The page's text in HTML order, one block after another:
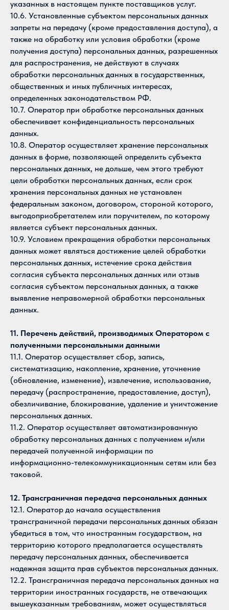
указанных в настоящем пункте поставщиков услуг.
10.6. Установленные субъектом персональных данных
запреты на передачу (кроме предоставления доступа), а
также на обработку или условия обработки (кроме
получения доступа) персональных данных, разрешенных
для распространения, не действуют в случаях
обработки персональных данных в государственных,
общественных и иных публичных интересах,
определенных законодательством РФ.
10.7. Оператор при обработке персональных данных
обеспечивает конфиденциальность персональных
данных.
10.8. Оператор осуществляет хранение персональных
данных в форме, позволяющей определить субъекта
персональных данных, не дольше, чем этого требуют
цели обработки персональных данных, если срок
хранения персональных данных не установлен
федеральным законом, договором, стороной которого,
выгодоприобретателем или поручителем, по которому
является субъект персональных данных.
10.9. Условием прекращения обработки персональных
данных может являться достижение целей обработки
персональных данных, истечение срока действия
согласия субъекта персональных данных или отзыв
согласия субъектом персональных данных, а также
выявление неправомерной обработки персональных
данных.
11. Перечень действий, производимых Оператором с
полученными персональными данными
11.1. Оператор осуществляет сбор, запись,
систематизацию, накопление, хранение, уточнение
(обновление, изменение), извлечение, использование,
передачу (распространение, предоставление, доступ),
обезличивание, блокирование, удаление и уничтожение
персональных данных.
11.2. Оператор осуществляет автоматизированную
обработку персональных данных с получением и/или
передачей полученной информации по
информационно-телекоммуникационным сетям или без
таковой.
12. Трансграничная передача персональных данных
12.1. Оператор до начала осуществления
трансграничной передачи персональных данных обязан
убедиться в том, что иностранным государством, на
территорию которого предполагается осуществлять
передачу персональных данных, обеспечивается
надежная защита прав субъектов персональных данных.
12.2. Трансграничная передача персональных данных на
территории иностранных государств, не отвечающих
вышеуказанным требованиям, может осуществляться